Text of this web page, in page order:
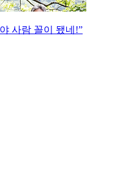
사람 꼴이 됐네!”